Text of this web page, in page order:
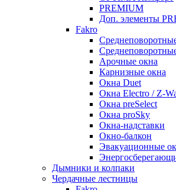
PREMIUM
Доп. элементы
Fakro
Арочные окна
Карнизные окна
Окна Duet
Окна Electro / Z-
Окна preSelect
Окна proSky
Окна-надставки
Окно-балкон
Эвакуационные
Дымники и колпаки
Чердачные лестницы